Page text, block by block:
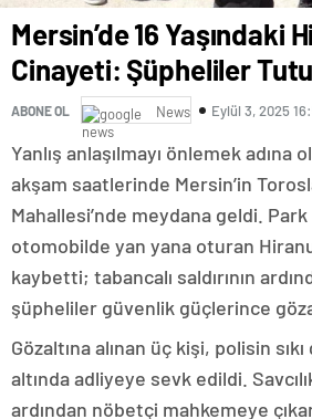
Mersin’de 16 Yaşındaki
Cinayeti: Şüpheliler
ABONE OL News Eylül 3, 2025
Yanlış anlaşılmayı önlemek adına
akşam saatlerinde Mersin’in
Mahallesi’nde meydana geldi.
otomobilde yan yana oturan
kaybetti; tabancalı saldırının
şüpheliler güvenlik güçlerince
Gözaltına alınan üç kişi, polisin
altında adliyeye sevk edildi.
ardından nöbetçi mahkemeye